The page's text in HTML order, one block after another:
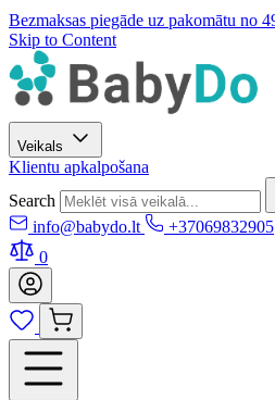
Bezmaksas piegāde uz pakomātu no
Skip to Content
Veikals
Klientu apkalpošana
Search
info@babydo.lt
+37069832905
0